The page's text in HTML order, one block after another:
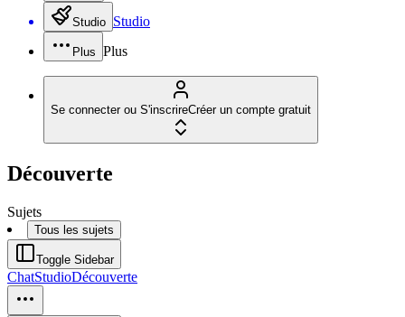
Studio Studio
Plus Plus
Se connecter ou S'inscrireCréer un compte gratuit
Découverte
Sujets
Tous les sujets
Toggle Sidebar
ChatStudioDécouverte